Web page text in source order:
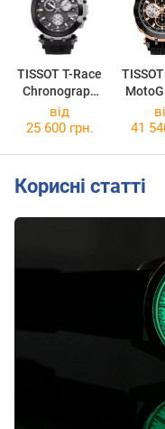
TISSOT T-Race
Chronograph
T115.417.27.0
61.00
від
25 600 грн.
41
Корисні статті